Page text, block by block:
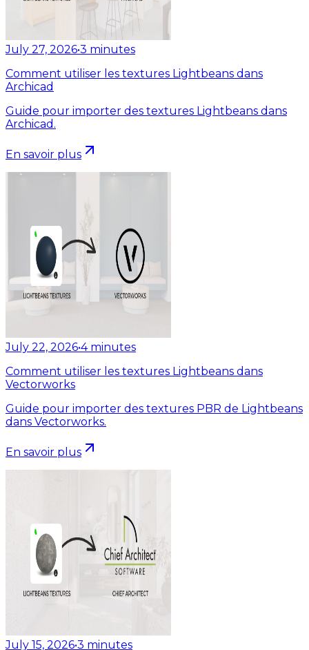
July 27, 2026•3 minutes
Comment utiliser les textures Lightbeans dans
Archicad
Guide pour importer des textures Lightbeans dans
Archicad.
En savoir plus
July 22, 2026•4 minutes
Comment utiliser les textures Lightbeans dans
Vectorworks
Guide pour importer des textures PBR de Lightbeans
dans Vectorworks.
En savoir plus
July 15, 2026•3 minutes